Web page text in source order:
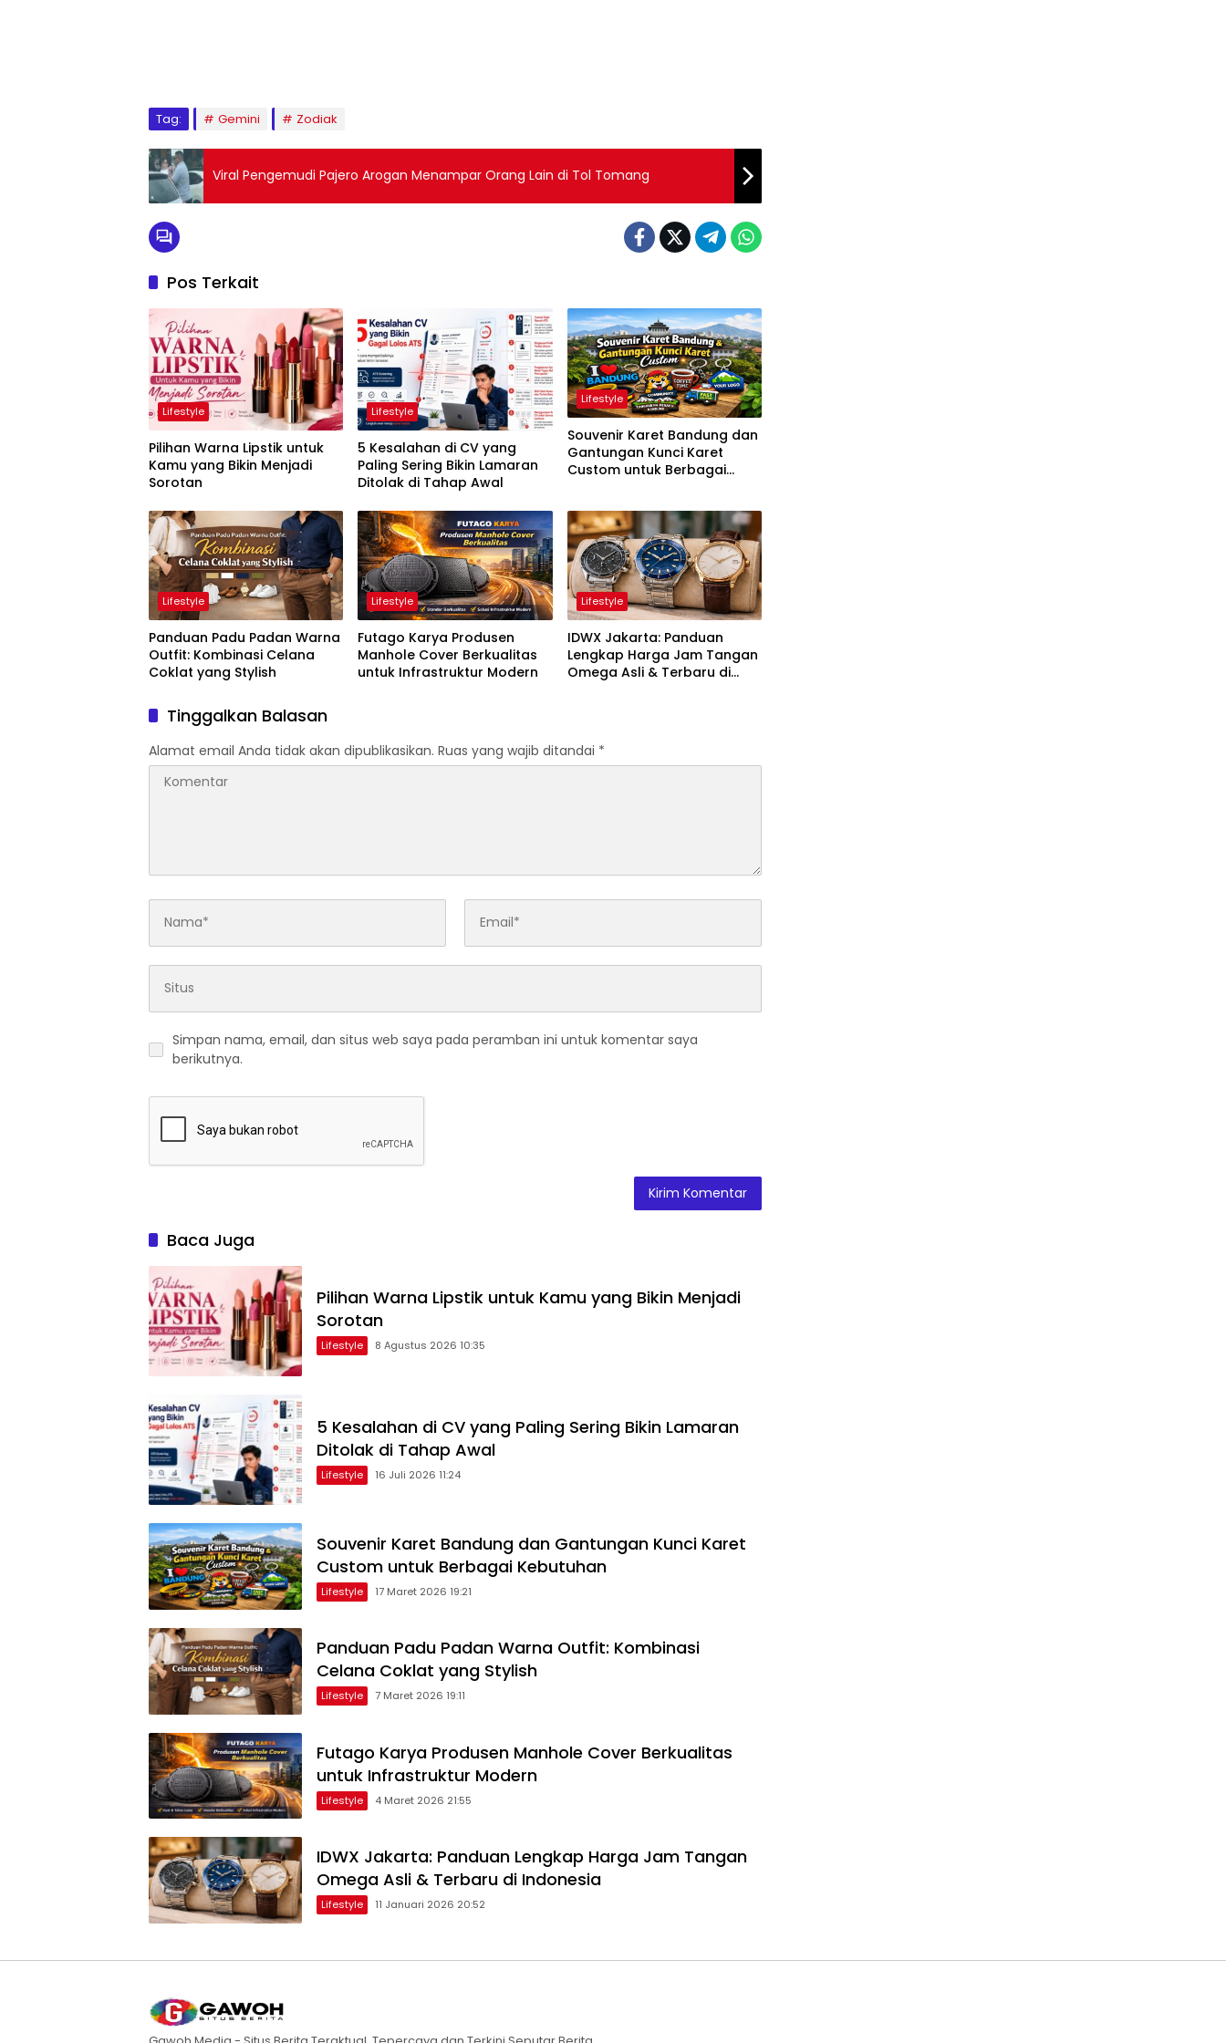
Tag: Gemini Zodiak
Viral Pengemudi Pajero Arogan Menampar Orang Lain di Tol Tomang
Pos Terkait
Lifestyle
Pilihan Warna Lipstik untuk
Kamu yang Bikin Menjadi
Sorotan
Lifestyle
5 Kesalahan di CV yang
Paling Sering Bikin Lamaran
Ditolak di Tahap Awal
Lifestyle
Souvenir Karet Bandung dan
Gantungan Kunci Karet
Custom untuk Berbagai
Lifestyle
Panduan Padu Padan Warna
Outfit: Kombinasi Celana
Coklat yang Stylish
Lifestyle
Futago Karya Produsen
Manhole Cover Berkualitas
untuk Infrastruktur Modern
Lifestyle
IDWX Jakarta: Panduan
Lengkap Harga Jam Tangan
Omega Asli & Terbaru di
Tinggalkan Balasan
Alamat email Anda tidak akan dipublikasikan. Ruas yang wajib ditandai *
Simpan nama, email, dan situs web saya pada peramban ini untuk komentar saya
berikutnya.
Baca Juga
Pilihan Warna Lipstik untuk Kamu yang Bikin Menjadi
Sorotan
Lifestyle 8 Agustus 2026 10:35
5 Kesalahan di CV yang Paling Sering Bikin Lamaran
Ditolak di Tahap Awal
Lifestyle 16 Juli 2026 11:24
Souvenir Karet Bandung dan Gantungan Kunci Karet
Custom untuk Berbagai Kebutuhan
Lifestyle 17 Maret 2026 19:21
Panduan Padu Padan Warna Outfit: Kombinasi
Celana Coklat yang Stylish
Lifestyle 7 Maret 2026 19:11
Futago Karya Produsen Manhole Cover Berkualitas
untuk Infrastruktur Modern
Lifestyle 4 Maret 2026 21:55
IDWX Jakarta: Panduan Lengkap Harga Jam Tangan
Omega Asli & Terbaru di Indonesia
Lifestyle 11 Januari 2026 20:52